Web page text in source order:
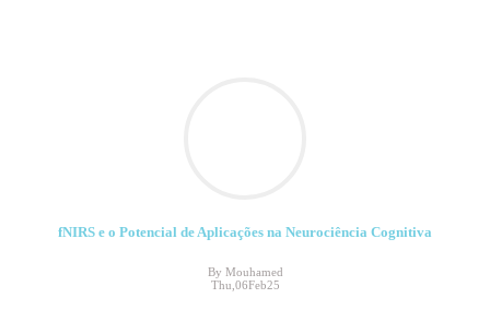
fNIRS e o Potencial de Aplicações na Neurociência Cognitiva
By Mouhamed
Thu,06Feb25